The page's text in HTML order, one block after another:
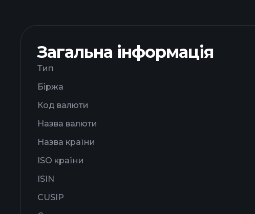
in Kaiseraugst, Switzerland.
Загальна інформація
Тип
Біржа
Код валюти
Назва валюти
Назва країни
ISO країни
ISIN
CUSIP